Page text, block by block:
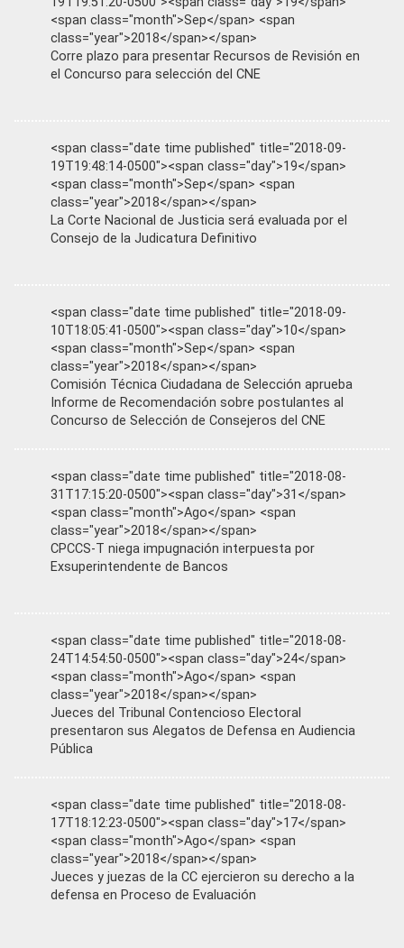
<span class="month">Sep</span> <span
class="year">2018</span></span>
Corre plazo para presentar Recursos de Revisión en
el Concurso para selección del CNE
<span class="date time published" title="2018-09-
19T19:48:14-0500"><span class="day">19</span>
<span class="month">Sep</span> <span
class="year">2018</span></span>
La Corte Nacional de Justicia será evaluada por el
Consejo de la Judicatura Definitivo
<span class="date time published" title="2018-09-
10T18:05:41-0500"><span class="day">10</span>
<span class="month">Sep</span> <span
class="year">2018</span></span>
Comisión Técnica Ciudadana de Selección aprueba
Informe de Recomendación sobre postulantes al
Concurso de Selección de Consejeros del CNE
<span class="date time published" title="2018-08-
31T17:15:20-0500"><span class="day">31</span>
<span class="month">Ago</span> <span
class="year">2018</span></span>
CPCCS-T niega impugnación interpuesta por
Exsuperintendente de Bancos
<span class="date time published" title="2018-08-
24T14:54:50-0500"><span class="day">24</span>
<span class="month">Ago</span> <span
class="year">2018</span></span>
Jueces del Tribunal Contencioso Electoral
presentaron sus Alegatos de Defensa en Audiencia
Pública
<span class="date time published" title="2018-08-
17T18:12:23-0500"><span class="day">17</span>
<span class="month">Ago</span> <span
class="year">2018</span></span>
Jueces y juezas de la CC ejercieron su derecho a la
defensa en Proceso de Evaluación